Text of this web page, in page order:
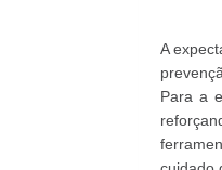
A
Para a